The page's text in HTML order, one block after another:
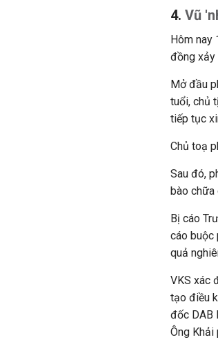
4. Vũ
Hôm nay
đồng xảy
Mở đầu
tuổi, chủ
tiếp tục
Chủ toạ
Sau đó,
bào chữa
Bị cáo
cáo buộc
quả
VKS xác
tạo điều
đốc DAB
Ông Khải